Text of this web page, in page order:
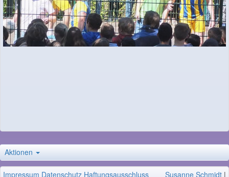
Aktionen
Impressum Datenschutz Haftungsausschluss Susanne Schmidt |